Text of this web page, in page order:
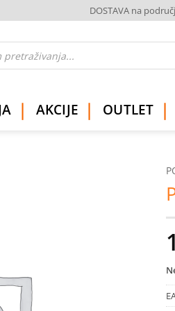
DOSTAVA na
AKCIJE OUTLET